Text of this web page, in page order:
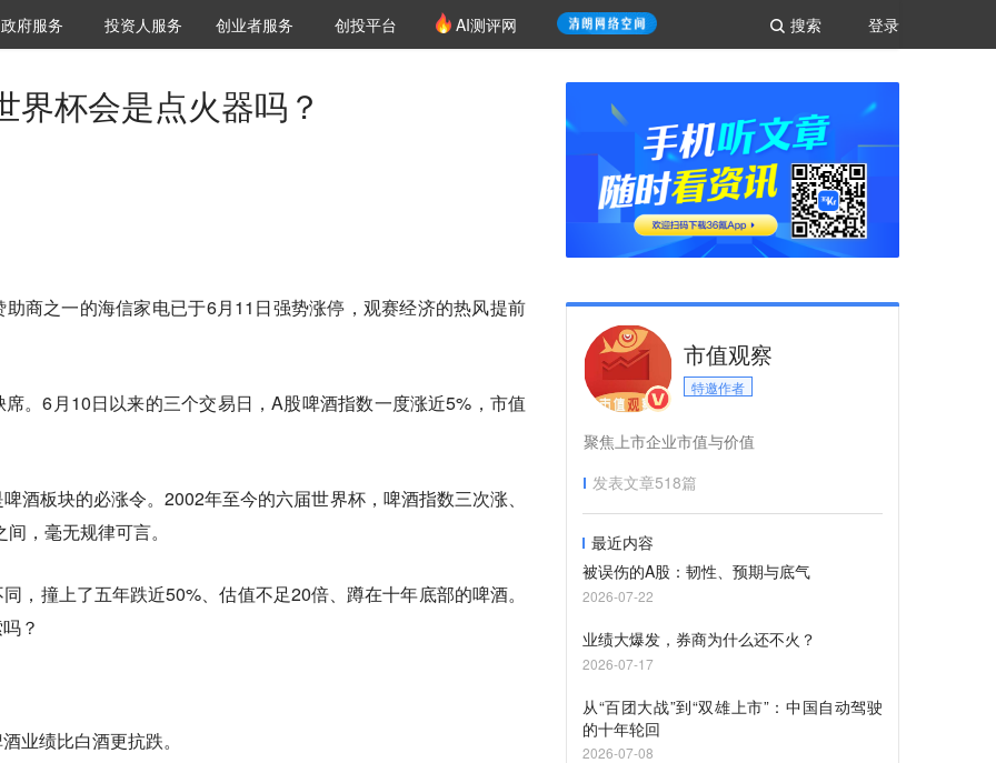
登录
搜索
城市之窗
政府服务 VClub投资机构库
投资机构职位推介
投资人服务 创投氪堂
创业者服务 创投平台 AI测评网
界杯会是点火器吗？
商之一的海信家电已于6月11日强势涨停，观赛经济的热风提前
。6月10日以来的三个交易日，A股啤酒指数一度涨近5%，市值
酒板块的必涨令。2002年至今的六届世界杯，啤酒指数三次涨、
，毫无规律可言。
，撞上了五年跌近50%、估值不足20倍、蹲在十年底部的啤酒。
？
业绩比白酒更抗跌。
市值观察
特邀作者
聚焦上市企业市值与价值
发表文章518篇
最近内容
被误伤的A股：韧性、预期与底气
2026-07-22
业绩大爆发，券商为什么还不火？
2026-07-17
从“百团大战”到“双雄上市”：中国自动驾驶
的十年轮回
2026-07-08